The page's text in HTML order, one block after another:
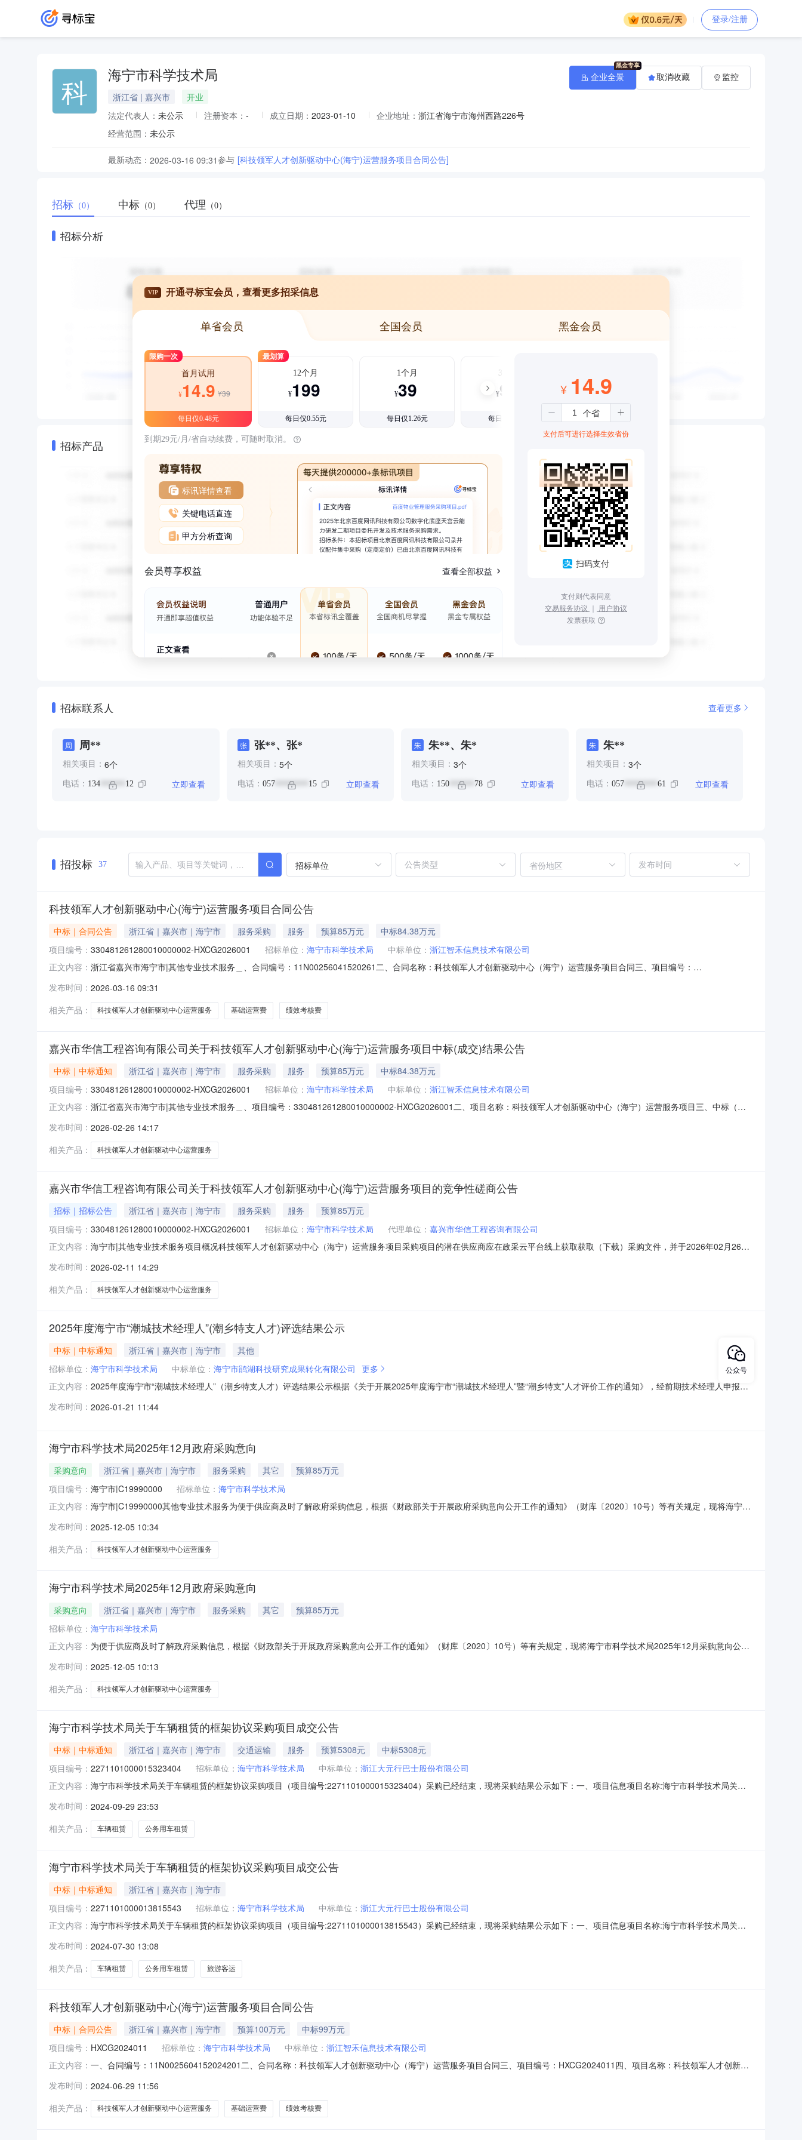
登录/注册
科 海宁市科学技术局
浙江省 | 嘉兴市
开业
法定代表人： 未公示 注册资本： - 成立日期： 2023-01-10 企业地址： 浙江省海宁市海州西路226号
经营范围： 未公示
最新动态： 2026-03-16 09:31参与 [科技领军人才创新驱动中心(海宁)运营服务项目合同公告]
企业全景 取消收藏 监控
招标 （0） 中标 （0） 代理 （0）
招标分析
招标产品
VIP 开通寻标宝会员，查看更多招采信息
单省会员 全国会员 黑金会员
限购一次
首月试用
¥14.9 ¥39
每日仅0.48元
最划算
12个月
¥199
每日仅0.55元
1个月
¥39
每日仅1.26元
3个月
¥99
每日仅1.08元
到期29元/月/省自动续费，可随时取消。
标讯详情查看
关键电话直连
甲方分析查询
会员尊享权益 查看全部权益
¥ 14.9
支付后可进行选择生效省份
扫码支付
支付则代表同意
交易服务协议 ｜ 用户协议
发票获取
招标联系人 查看更多
周 周**
相关项目： 6个
电话： 134 ****** 12 立即查看
张 张**、张*
相关项目： 5个
电话： 057 ******** 15 立即查看
朱 朱**、朱*
相关项目： 3个
电话： 150 ****** 78 立即查看
朱 朱**
相关项目： 3个
电话： 057 ******** 61 立即查看
招投标 37 招标单位 省份地区
科技领军人才创新驱动中心(海宁)运营服务项目合同公告
中标｜合同公告 浙江省｜嘉兴市｜海宁市 服务采购 服务 预算85万元
中标84.38万元
项目编号： 330481261280010000002-HXCG2026001 招标单位： 海宁市科学技术局 中标单位： 浙江智禾信息技术有限公司
正文内容： 浙江省嘉兴市海宁市|其他专业技术服务＿、合同编号：11N00256041520261二、合同名称：科技领军人才创新驱动中心（海宁）运营服务项目合同三、项目编号：
号联系方式：0573-87659015供应商（乙方）：浙江智禾信息技术有限公司地址：浙江省嘉兴市秀洲区联系方式：15921640558六、合同主体信息1.主要标的信息：主要
发布时间： 2026-03-16 09:31
相关产品：
科技领军人才创新驱动中心运营服务 基础运营费 绩效考核费
嘉兴市华信工程咨询有限公司关于科技领军人才创新驱动中心(海宁)运营服务项目中标(成交)结果公告
中标｜中标通知 浙江省｜嘉兴市｜海宁市 服务采购 服务 预算85万元
中标84.38万元
项目编号： 330481261280010000002-HXCG2026001 招标单位： 海宁市科学技术局 中标单位： 浙江智禾信息技术有限公司
正文内容： 浙江省嘉兴市海宁市|其他专业技术服务＿、项目编号：330481261280010000002-HXCG2026001二、项目名称：科技领军人才创新驱动中心（海宁）运营服务项目三、中标（成
智慧产业创新园27幢203、204、205室四、主要标的信息0}">服务类主要标的信息：序号标项名称标的名称服务范围服务要求服务时间服务标准1科技领军人才创新驱动中
发布时间： 2026-02-26 14:17
相关产品：
科技领军人才创新驱动中心运营服务
嘉兴市华信工程咨询有限公司关于科技领军人才创新驱动中心(海宁)运营服务项目的竞争性磋商公告
招标｜招标公告 浙江省｜嘉兴市｜海宁市 服务采购 服务
预算85万元
项目编号： 330481261280010000002-HXCG2026001 招标单位： 海宁市科学技术局 代理单位： 嘉兴市华信工程咨询有限公司
正文内容： 海宁市|其他专业技术服务项目概况科技领军人才创新驱动中心（海宁）运营服务项目采购项目的潜在供应商应在政采云平台线上获取获取（下载）采购文件，并于2026年02月26日
目采购方式：竞争性磋商预算金额（元）：850000最高限价（元）：850000采购需求：数量：不限预算金额（元）：850000单位：项简要规格描述：详见磋商文件备注
发布时间： 2026-02-11 14:29
相关产品：
科技领军人才创新驱动中心运营服务
2025年度海宁市“潮城技术经理人”(潮乡特支人才)评选结果公示
中标｜中标通知 浙江省｜嘉兴市｜海宁市
其他
招标单位： 海宁市科学技术局 中标单位： 海宁市鹃湖科技研究成果转化有限公司 更多
正文内容： 2025年度海宁市“潮城技术经理人”（潮乡特支人才）评选结果公示根据《关于开展2025年度海宁市“潮城技术经理人”暨“潮乡特支”人才评价工作的通知》，经前期技术经理人申报，
请在公示期间将有关意见以书面形式向我局反映。联系电话：0573-87235501地址：海宁市海洲街道海州西路226号20432海宁市科学技术局2026年1月20日2025年度
发布时间： 2026-01-21 11:44
海宁市科学技术局2025年12月政府采购意向
采购意向 浙江省｜嘉兴市｜海宁市 服务采购 其它
预算85万元
项目编号： 海宁市|C19990000 招标单位： 海宁市科学技术局
正文内容： 海宁市|C19990000其他专业技术服务为便于供应商及时了解政府采购信息，根据《财政部关于开展政府采购意向公开工作的通知》（财库〔2020〕10号）等有关规定，现将海宁市
份额是落实政府采购政策功能情况落实政府采购相关政策预计采购时间2026年01月采购需求概况标的名称：科技领军人才创新驱动中心（海宁）运营服务项目数量/单位：1项预算金
额（元）：
发布时间： 2025-12-05 10:34
相关产品：
科技领军人才创新驱动中心运营服务
海宁市科学技术局2025年12月政府采购意向
采购意向 浙江省｜嘉兴市｜海宁市 服务采购 其它
预算85万元
招标单位： 海宁市科学技术局
正文内容： 为便于供应商及时了解政府采购信息，根据《财政部关于开展政府采购意向公开工作的通知》（财库〔2020〕10号）等有关规定，现将海宁市科学技术局2025年12月采购意向公开
实政府采购相关政策预计采购时间2026年01月采购需求概况标的名称：科技领军人才创新驱动中心（海宁）运营服务项目数量/单位：1项预算金额（元）：850000.00采购目录：
C199900
发布时间： 2025-12-05 10:13
相关产品：
科技领军人才创新驱动中心运营服务
海宁市科学技术局关于车辆租赁的框架协议采购项目成交公告
中标｜中标通知 浙江省｜嘉兴市｜海宁市 交通运输 服务 预算5308元
中标5308元
项目编号： 2271101000015323404 招标单位： 海宁市科学技术局 中标单位： 浙江大元行巴士股份有限公司
正文内容： 海宁市科学技术局关于车辆租赁的框架协议采购项目（项目编号:2271101000015323404）采购已经结束，现将采购结果公示如下：一、项目信息项目名称:海宁市科学技术局关于
在行政区划编码:330481项目所在行政区划名称:浙江省嘉兴市海宁市报价起止时间:-二、采购单位信息采购单位名称:海宁市科学技术局采购单位地址:海州
发布时间： 2024-09-29 23:53
相关产品：
车辆租赁 公务用车租赁
海宁市科学技术局关于车辆租赁的框架协议采购项目成交公告
中标｜中标通知
浙江省｜嘉兴市｜海宁市
项目编号： 2271101000013815543 招标单位： 海宁市科学技术局 中标单位： 浙江大元行巴士股份有限公司
正文内容： 海宁市科学技术局关于车辆租赁的框架协议采购项目（项目编号:2271101000013815543）采购已经结束，现将采购结果公示如下：一、项目信息项目名称:海宁市科学技术局关于
所在行政区划编码:330481项目所在行政区划名称:浙江省嘉兴市海宁市报价起止时间:-二、采购单位信息采购单位名称:海宁市科学技术局采购单位地址:海
发布时间： 2024-07-30 13:08
相关产品：
车辆租赁 公务用车租赁 旅游客运
科技领军人才创新驱动中心(海宁)运营服务项目合同公告
中标｜合同公告 浙江省｜嘉兴市｜海宁市 预算100万元
中标99万元
项目编号： HXCG2024011 招标单位： 海宁市科学技术局 中标单位： 浙江智禾信息技术有限公司
正文内容： 一、合同编号：11N0025604152024201二、合同名称：科技领军人才创新驱动中心（海宁）运营服务项目合同三、项目编号：HXCG2024011四、项目名称：科技领军人才创新驱
浙江省嘉兴市秀洲区联系方式：15921640558六、合同主体信息1.主要标的信息：主要标的名称：科技领军人才创新驱动中心（海宁）运营服务项目数量：1.00单价（元）：
发布时间： 2024-06-29 11:56
相关产品：
科技领军人才创新驱动中心运营服务 基础运营费 绩效考核费
公众号